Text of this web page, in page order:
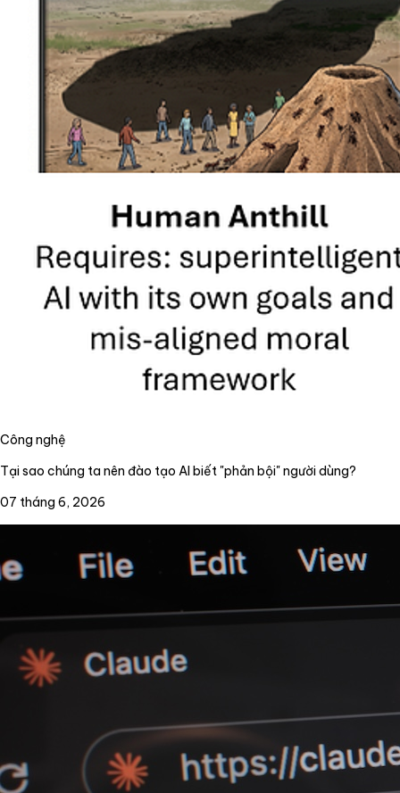
Công nghệ
Tại sao chúng ta nên đào tạo AI biết "phản bội" người dùng?
07 tháng 6, 2026